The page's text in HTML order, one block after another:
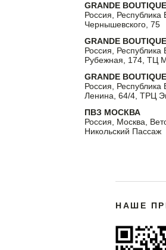
GRANDE
Россия,
Чернышевского, 75
GRANDE
Россия,
Рубежная, 174, ТЦ
GRANDE
Россия,
Ленина, 64/4, ТРЦ
ПВЗ МОСКВА
Россия, Москва,
Никольский Пассаж
НАШЕ